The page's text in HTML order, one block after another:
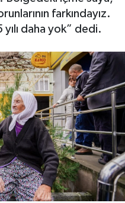
farkındayız.
daha yok” dedi.